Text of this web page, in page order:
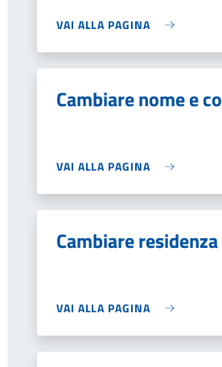
VAI ALLA PAGINA
Cambiare nome e
VAI ALLA PAGINA
Cambiare residenza
VAI ALLA PAGINA